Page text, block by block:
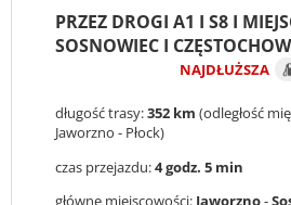
PRZEZ DROGI A1 I S8 I
SOSNOWIEC I
NAJDŁUŻSZA
długość trasy:352 km (odległość
Jaworzno - Płock)
czas przejazdu:4 godz. 5 min
główne miejscowości: Jaworzno-